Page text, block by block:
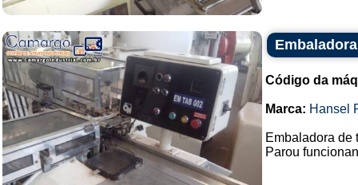
Código da
Marca: Hansel
Embaladora de
Parou